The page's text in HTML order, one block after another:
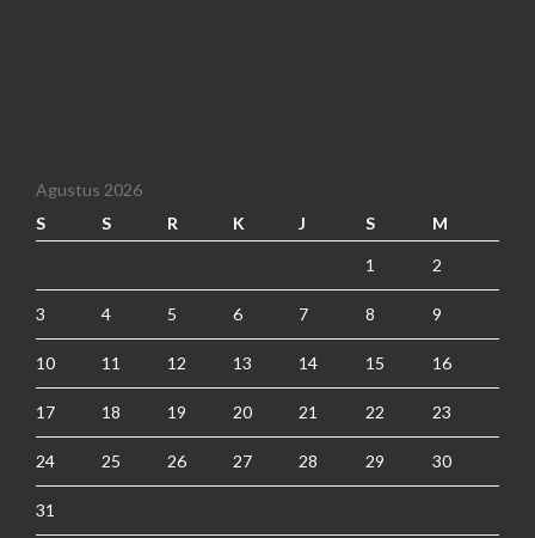
Agustus 2026
S
S R K J S M
1 2
3 4 5 6 7 8 9
10 11 12 13 14 15 16
17 18 19 20 21 22 23
24 25 26 27 28 29 30
31